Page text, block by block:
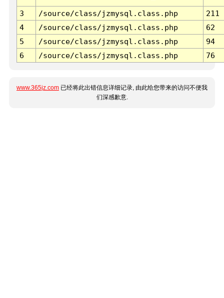
3 /source/class/jzmysql.class.php
211
4
/source/class/jzmysql.class.php
62
5
/source/class/jzmysql.class.php
94
6
/source/class/jzmysql.class.php 76
www.365jz.com 已经将此出错信息详细记录, 由此给您带来的访问不便我
们深感歉意.